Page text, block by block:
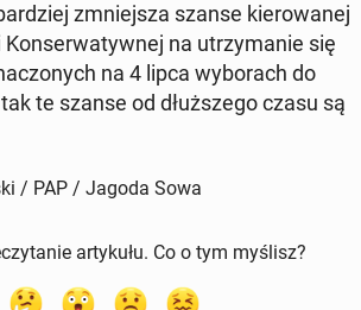
zmniej­sza szanse kie­ro­wa­nej
Kon­ser­wa­tyw­nej na utrzy­ma­nie się
na 4 lipca wy­bo­rach do
te szanse od dłuż­sze­go czasu są
/ PAP / Jagoda Sowa
artykułu. Co o tym myślisz?